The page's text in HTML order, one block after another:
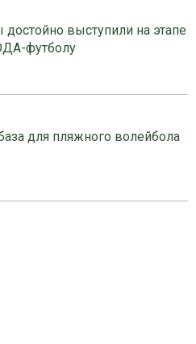
выступили на этапе
футболу
для пляжного волейбола